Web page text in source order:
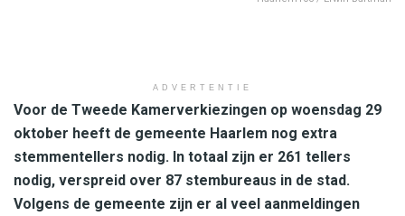
ADVERTENTIE
Voor de Tweede Kamerverkiezingen op woensdag 29
oktober heeft de gemeente Haarlem nog extra
stemmentellers nodig. In totaal zijn er 261 tellers
nodig, verspreid over 87 stembureaus in de stad.
Volgens de gemeente zijn er al veel aanmeldingen